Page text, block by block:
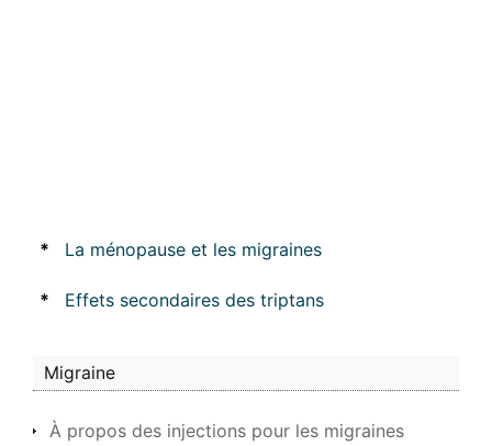
* La ménopause et les migraines
* Effets secondaires des triptans
Migraine
À propos des injections pour les migraines